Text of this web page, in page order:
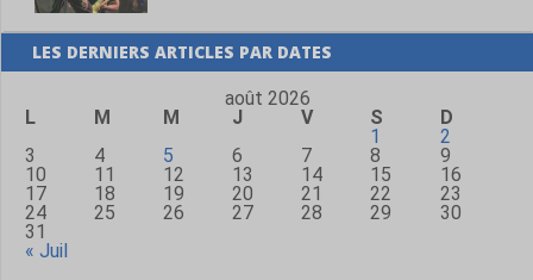
LES DERNIERS ARTICLES PAR DATES
août 2026
L
M M J V S
D
1
2
3
4 5 6 7 8
9
10
11 12 13 14 15
16
17
18 19 20 21 22
23
24
25 26 27 28 29
30
31
« Juil